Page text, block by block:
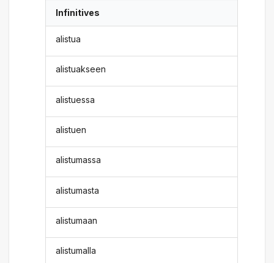
Infinitives
alistua
alistuakseen
alistuessa
alistuen
alistumassa
alistumasta
alistumaan
alistumalla